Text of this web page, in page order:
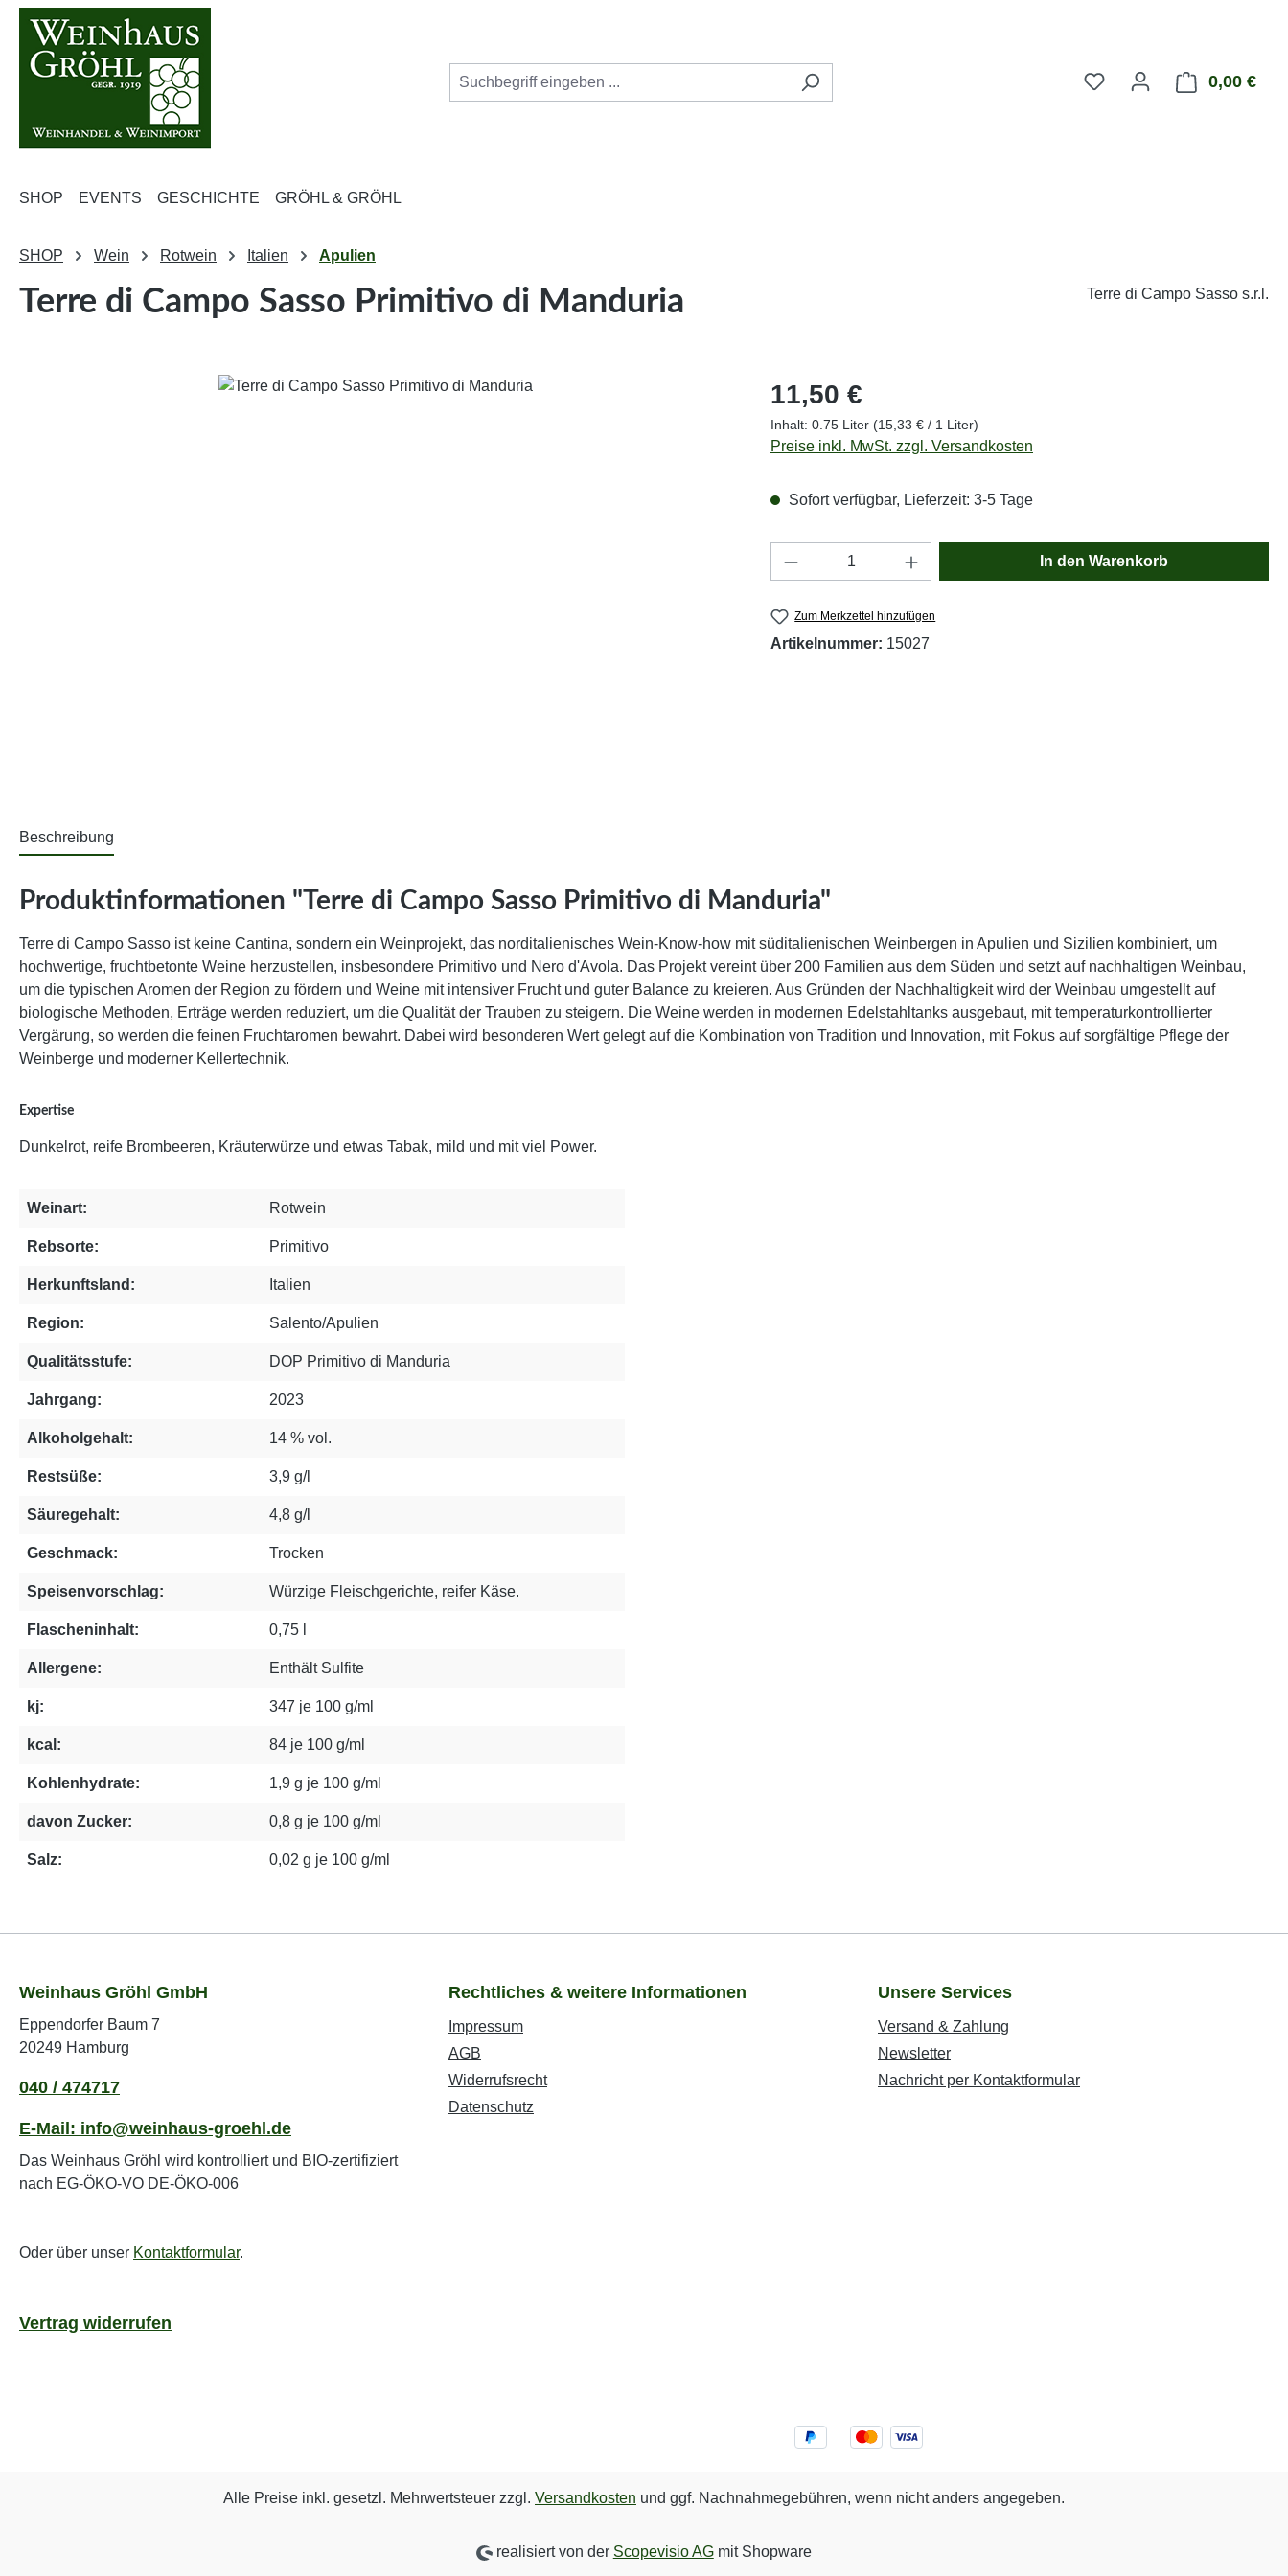
Hauptinhalt springen
Zur Suche springen
Zur Hauptnavigation springen
0,00 €
SHOP EVENTS GESCHICHTE GRÖHL & GRÖHL
SHOP Wein Rotwein Italien Apulien
Terre di Campo Sasso Primitivo di Manduria Terre di Campo Sasso s.r.l.
Regulärer Preis:
11,50 €
Inhalt: 0.75 Liter (15,33 € / 1 Liter)
Preise inkl. MwSt. zzgl. Versandkosten
Sofort verfügbar, Lieferzeit: 3-5 Tage
Produkt Anzahl: Gib den gewünschten Wert ein
In den Warenkorb
Zum Merkzettel hinzufügen
Artikelnummer: 15027
Beschreibung
Produktinformationen "Terre di Campo Sasso Primitivo di Manduria"
Terre di Campo Sasso ist keine Cantina, sondern ein Weinprojekt, das norditalienisches Wein-Know-how mit süditalienischen Weinbergen in Apulien und Sizilien kombiniert, um
hochwertige, fruchtbetonte Weine herzustellen, insbesondere Primitivo und Nero d'Avola. Das Projekt vereint über 200 Familien aus dem Süden und setzt auf nachhaltigen Weinbau,
um die typischen Aromen der Region zu fördern und Weine mit intensiver Frucht und guter Balance zu kreieren. Aus Gründen der Nachhaltigkeit wird der Weinbau umgestellt auf
biologische Methoden, Erträge werden reduziert, um die Qualität der Trauben zu steigern. Die Weine werden in modernen Edelstahltanks ausgebaut, mit temperaturkontrollierter
Vergärung, so werden die feinen Fruchtaromen bewahrt. Dabei wird besonderen Wert gelegt auf die Kombination von Tradition und Innovation, mit Fokus auf sorgfältige Pflege der
Weinberge und moderner Kellertechnik.
Expertise
Dunkelrot, reife Brombeeren, Kräuterwürze und etwas Tabak, mild und mit viel Power.
Weinart: Rotwein
Rebsorte: Primitivo
Herkunftsland: Italien
Region: Salento/Apulien
Qualitätsstufe: DOP Primitivo di Manduria
Jahrgang: 2023
Alkoholgehalt: 14 % vol.
Restsüße: 3,9 g/l
Säuregehalt: 4,8 g/l
Geschmack: Trocken
Speisenvorschlag: Würzige Fleischgerichte, reifer Käse.
Flascheninhalt: 0,75 l
Allergene: Enthält Sulfite
kj: 347 je 100 g/ml
kcal: 84 je 100 g/ml
Kohlenhydrate: 1,9 g je 100 g/ml
davon Zucker: 0,8 g je 100 g/ml
Salz: 0,02 g je 100 g/ml
Weinhaus Gröhl GmbH
Eppendorfer Baum 7
20249 Hamburg
040 / 474717
E-Mail: info@weinhaus-groehl.de
Das Weinhaus Gröhl wird kontrolliert und BIO-zertifiziert
nach EG-ÖKO-VO DE-ÖKO-006
Oder über unser Kontaktformular.
Rechtliches & weitere Informationen
Impressum
AGB
Widerrufsrecht
Datenschutz
Unsere Services
Versand & Zahlung
Newsletter
Nachricht per Kontaktformular
Vertrag widerrufen
Alle Preise inkl. gesetzl. Mehrwertsteuer zzgl. Versandkosten und ggf. Nachnahmegebühren, wenn nicht anders angegeben.
realisiert von der Scopevisio AGmit Shopware